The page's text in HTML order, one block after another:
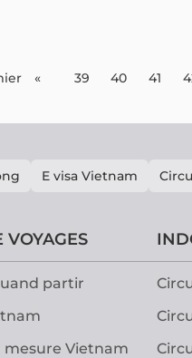
« 39 40 41
E visa Vietnam
VOYAGES
partir
mesure Vietnam